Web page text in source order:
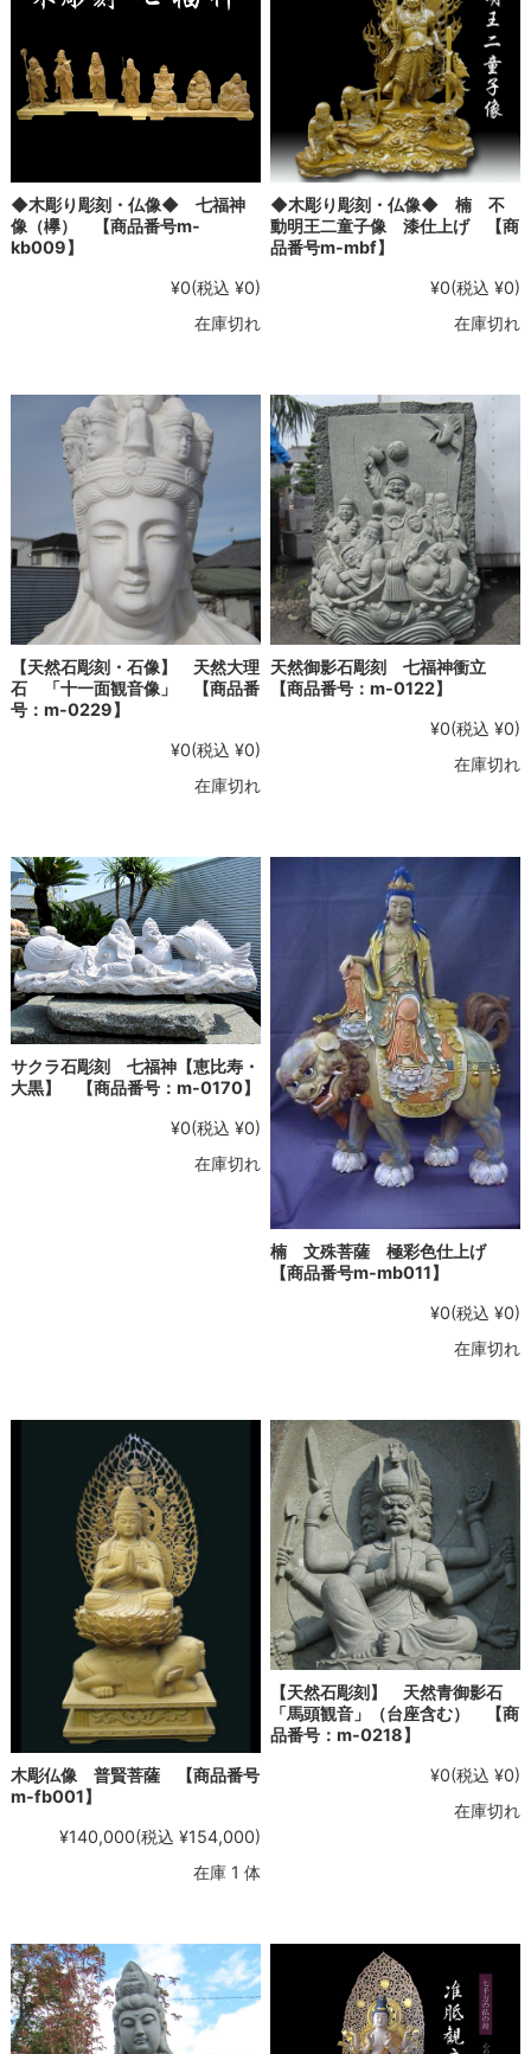
◆木彫り彫刻・仏像◆ 七福神
像（欅） 【商品番号m-
kb009】
¥0(税込 ¥0)
在庫切れ
◆木彫り彫刻・仏像◆ 楠 不
動明王二童子像 漆仕上げ 【商
品番号m-mbf】
¥0(税込 ¥0)
在庫切れ
【天然石彫刻・石像】 天然大理
石 「十一面観音像」 【商品番
号：m-0229】
¥0(税込 ¥0)
在庫切れ
天然御影石彫刻 七福神衝立
【商品番号：m-0122】
¥0(税込 ¥0)
在庫切れ
サクラ石彫刻 七福神【恵比寿・
大黒】 【商品番号：m-0170】
¥0(税込 ¥0)
在庫切れ
楠 文殊菩薩 極彩色仕上げ
【商品番号m-mb011】
¥0(税込 ¥0)
在庫切れ
木彫仏像 普賢菩薩 【商品番号
m-fb001】
¥140,000(税込 ¥154,000)
在庫 1 体
【天然石彫刻】 天然青御影石
「馬頭観音」（台座含む） 【商
品番号：m-0218】
¥0(税込 ¥0)
在庫切れ